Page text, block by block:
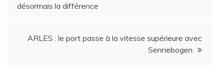
de
l’article
désormais la différence
ARLES : le port passe à la vitesse supérieure avec
Sennebogen